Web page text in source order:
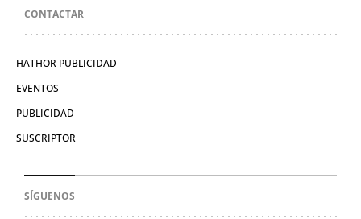
CONTACTAR
HATHOR PUBLICIDAD
EVENTOS
PUBLICIDAD
SUSCRIPTOR
SÍGUENOS